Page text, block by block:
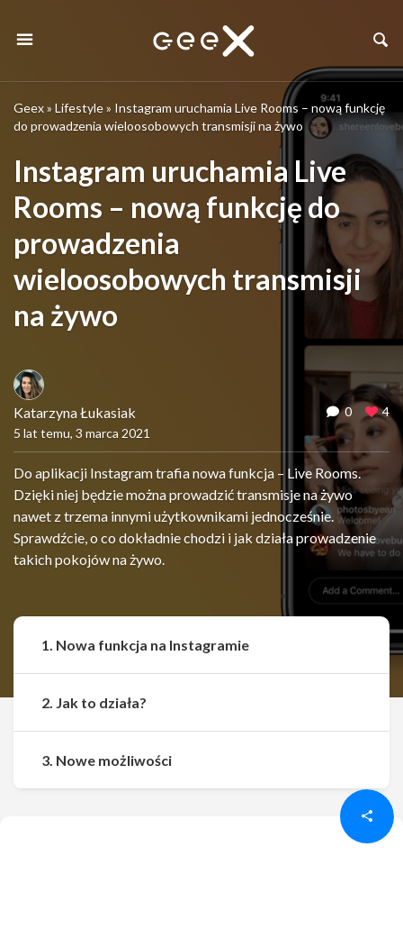
Geex» Lifestyle» Instagram uruchamia Live Rooms – nową funkcję
do prowadzenia wieloosobowych transmisji na żywo
Instagram uruchamia Live
Rooms – nową funkcję do
prowadzenia
wieloosobowych transmisji
na żywo
Katarzyna Łukasiak
5 lat temu, 3 marca 2021
0 4
Do aplikacji Instagram trafia nowa funkcja – Live Rooms.
Dzięki niej będzie można prowadzić transmisje na żywo
nawet z trzema innymi użytkownikami jednocześnie.
Sprawdźcie, o co dokładnie chodzi i jak działa prowadzenie
takich pokojów na żywo.
Udostępnij
1. Nowa funkcja na Instagramie
2. Jak to działa?
3. Nowe możliwości